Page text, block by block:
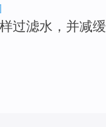
过滤水 ， 并减缓